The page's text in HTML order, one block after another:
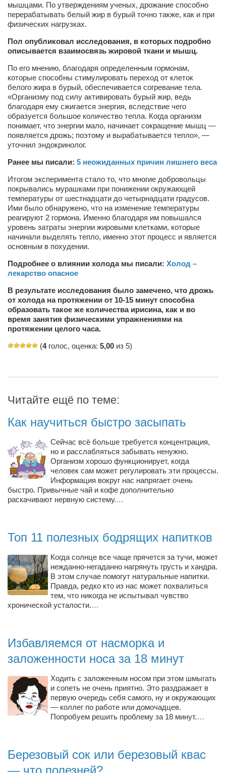
Елена Мельник
Вера Паненко
Семён Салатенко
Актёры
Валентин Бурый
Артём Мяус
Александра Сокол
Барды
Владимир Айзенберг
Игорь Добровольский
Ольга Козаченко
Оксана Скоробагатская
Александра Скорук
Евгений Полюхович
Бизнес-партнёры
Здоровье
Врач психиатр–нарколог Анплеев А.Б.
Косметологическое отделение КП Сумская
Кафе, клубы, рестораны
«ЧАЙ — КАВА» магазин — кафе
Магазины
«CYCLE GARAGE» — магазин велосипедов
«Книголюб» — супермаркет
Багетный двор
«Траверс» — экипировочный центр
Журналисты
Александр Гвоздик
Евгений Касьяненко
Сергей Коноз
Денис Федченко
Звукорежиссёры
Alfom Studio
мышцами. По утверждениям ученых, дрожание способно
перерабатывать белый жир в бурый точно также, как и при
физических нагрузках.
Пол опубликовал исследования, в которых подробно
описывается взаимосвязь жировой ткани и мышц.
По его мнению, благодаря определенным гормонам,
которые способны стимулировать переход от клеток
белого жира в бурый, обеспечивается согревание тела.
«Организму под силу активировать бурый жир, ведь
благодаря ему сжигается энергия, вследствие чего
образуется большое количество тепла. Когда организм
понимает, что энергии мало, начинает сокращение мышц —
появляется дрожь; поэтому и вырабатывается тепло», —
уточнил эндокринолог.
Ранее мы писали: 5 неожиданных причин лишнего веса
Итогом эксперимента стало то, что многие добровольцы
покрывались мурашками при понижении окружающей
температуры от шестнадцати до четырнадцати градусов.
Ими было обнаружено, что на изменение температуры
реагируют 2 гормона. Именно благодаря им повышался
уровень затраты энергии жировыми клетками, которые
начинали выделять тепло, именно этот процесс и является
основным в похудении.
Подробнее о влиянии холода мы писали: Холод –
лекарство опасное
В результате исследования было замечено, что дрожь
от холода на протяжении от 10-15 минут способна
образовать такое же количества ирисина, как и во
время занятия физическими упражнениями на
протяжении целого часа.
(4голос, оценка: 5,00 из 5)
Читайте ещё по теме:
Как научиться быстро засыпать
Сейчас всё больше требуется концентрация,
но и расслабляться забывать ненужно.
Организм хорошо функционирует, когда
человек сам может регулировать эти процессы.
Информация вокруг нас напрягает очень
быстро. Привычные чай и кофе дополнительно
раскачивают нервную систему.…
Топ 11 полезных бодрящих напитков
Когда солнце все чаще прячется за тучи, может
нежданно-негаданно нагрянуть грусть и хандра.
В этом случае помогут натуральные напитки.
Правда, редко кто из нас может похвалиться
тем, что никогда не испытывал чувство
хронической усталости.…
Избавляемся от насморка и
заложенности носа за 18 минут
Ходить с заложенным носом при этом шмыгать
и сопеть не очень приятно. Это раздражает в
первую очередь себя самого, ну и окружающих
— коллег по работе или домочадцев.
Попробуем решить проблему за 18 минут.…
Березовый сок или березовый квас
— что полезней?